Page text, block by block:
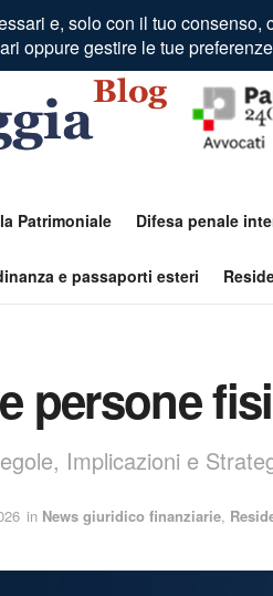
Patrimoniale Difesa penale
e passaporti esteri
persone
Implicazioni e
in News giuridico finanziarie,